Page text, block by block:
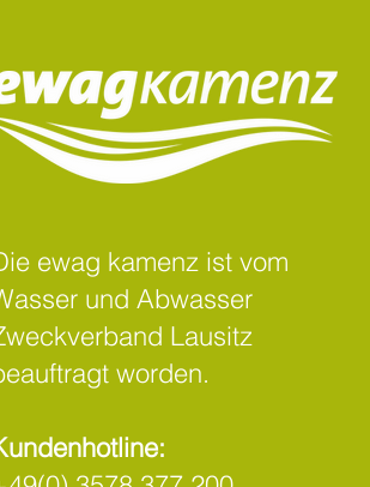
ewag kamenz ist vom
und Abwasser
Lausitz
worden.